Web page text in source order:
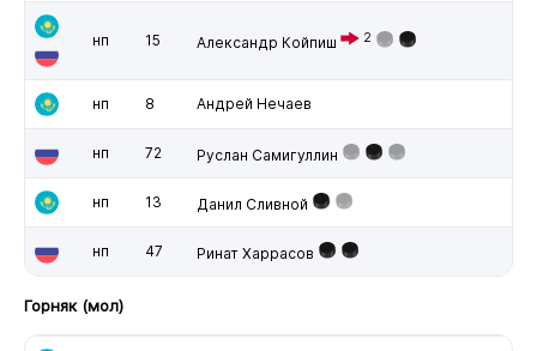
нп 15 Александр Койпиш 2
нп 8 Андрей Нечаев
нп 72 Руслан Самигуллин
нп 13 Данил Сливной
нп 47 Ринат Харрасов
Горняк (мол)